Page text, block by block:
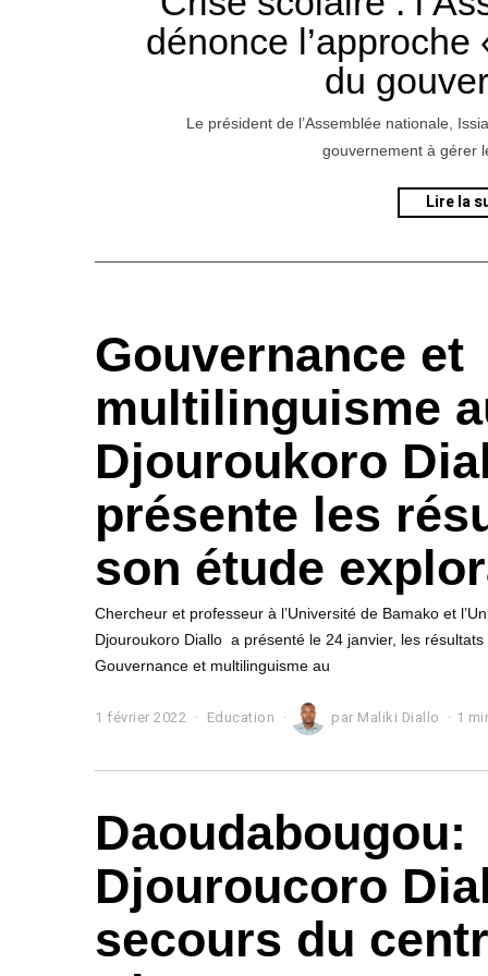
r
i
l
2
0
2
0
dénonce
du
Le président de l’Assemblée nationale,
gouvernement à gérer
Lire la
Gouvernance et
multilinguisme
Djouroukoro
présente les
son étude
Chercheur et professeur à l’Université de Bamako et
Djouroukoro Diallo a présenté le 24 janvier, les
Gouvernance et multilinguisme au
1 février 2022
v
2
0
2
Education par Maliki Diallo 1
Daoudabougou:
Djouroucoro
secours du